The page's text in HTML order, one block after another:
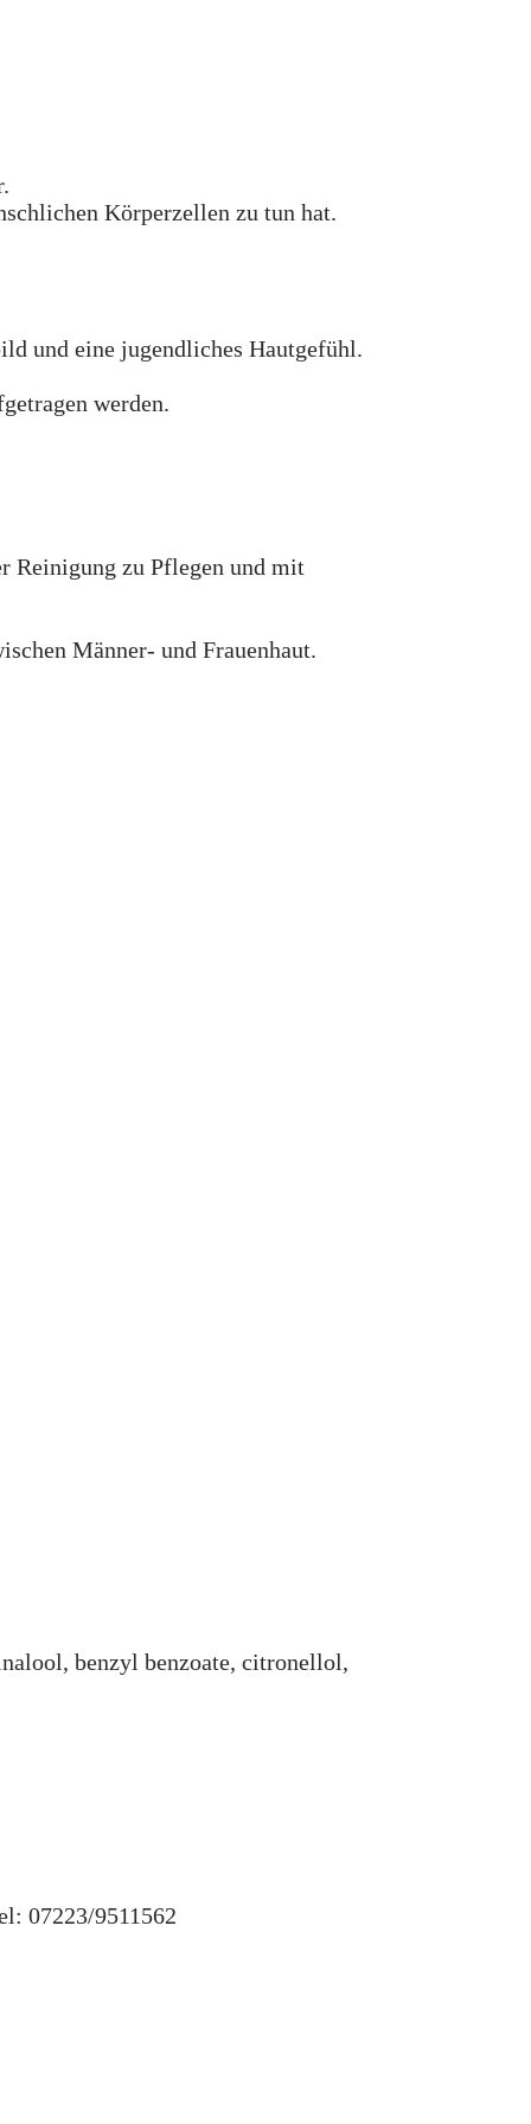
Körperzellen zu tun hat.
und eine jugendliches Hautgefühl.
werden.
Reinigung zu Pflegen und mit
Männer- und Frauenhaut.
benzyl benzoate, citronellol,
07223/9511562